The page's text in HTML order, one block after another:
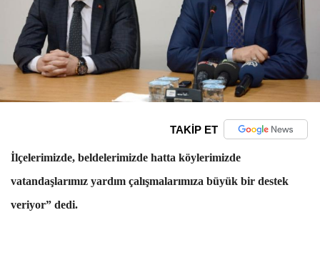
TAKİP ET
İlçelerimizde, beldelerimizde hatta köylerimizde
vatandaşlarımız yardım çalışmalarımıza büyük bir destek
veriyor” dedi.